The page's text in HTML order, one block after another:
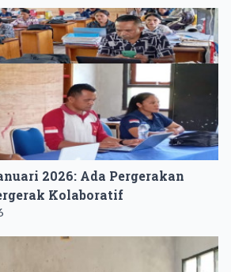
2026: Ada Pergerakan
Kolaboratif